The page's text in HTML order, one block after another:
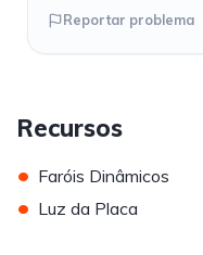
Reportar problema
Recursos
• Faróis Dinâmicos
• Luz da Placa